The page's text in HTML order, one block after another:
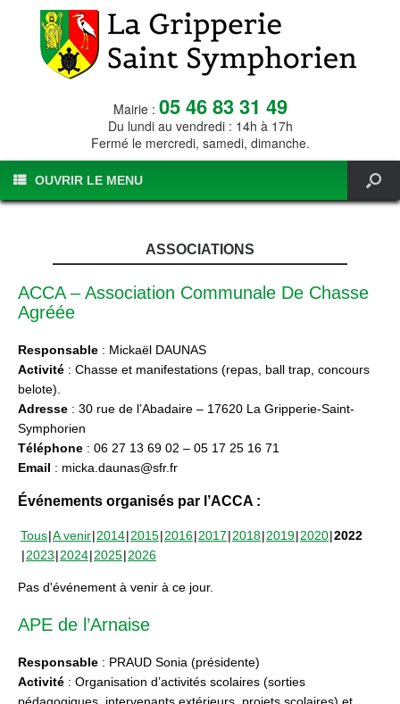
Mairie : 05 46 83 31 49
Du lundi au vendredi : 14h à 17h
Fermé le mercredi, samedi, dimanche.
OUVRIR LE MENU
ASSOCIATIONS
ACCA – Association Communale De Chasse
Agréée
Responsable : Mickaël DAUNAS
Activité : Chasse et manifestations (repas, ball trap, concours
belote).
Adresse : 30 rue de l’Abadaire – 17620 La Gripperie-Saint-
Symphorien
Téléphone : 06 27 13 69 02 – 05 17 25 16 71
Email : micka.daunas@sfr.fr
Événements organisés par l’ACCA :
Tous A venir 2014 2015 2016 2017 2018 2019 2020 2022
2023 2024 2025 2026
Pas d'événement à venir à ce jour.
APE de l’Arnaise
Responsable : PRAUD Sonia (présidente)
Activité : Organisation d’activités scolaires (sorties